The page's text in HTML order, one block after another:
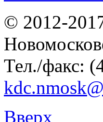
© 2012-
Тел./факс:
Вверх